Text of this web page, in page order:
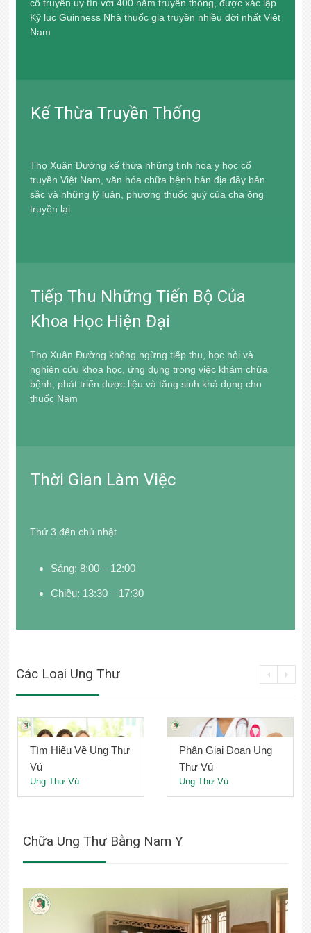
YOUTUBE
cổ truyền uy tín với 400 năm truyền thống, được xác lập
Kỷ lục Guinness Nhà thuốc gia truyền nhiều đời nhất Việt
Nam
Kế Thừa Truyền Thống
Thọ Xuân Đường kế thừa những tinh hoa y học cổ
truyền Việt Nam, văn hóa chữa bệnh bản địa đầy bản
sắc và những lý luận, phương thuốc quý của cha ông
truyền lại
Tiếp Thu Những Tiến Bộ Của
Khoa Học Hiện Đại
Thọ Xuân Đường không ngừng tiếp thu, học hỏi và
nghiên cứu khoa học, ứng dụng trong việc khám chữa
bệnh, phát triển dược liệu và tăng sinh khả dụng cho
thuốc Nam
Thời Gian Làm Việc
Thứ 3 đến chủ nhật
Sáng: 8:00 – 12:00
Chiều: 13:30 – 17:30
Các Loại Ung Thư
Tìm Hiểu Về Ung Thư
Vú
Ung Thư Vú
Phân Giai Đoạn Ung
Thư Vú
Ung Thư Vú
Chữa Ung Thư Bằng Nam Y